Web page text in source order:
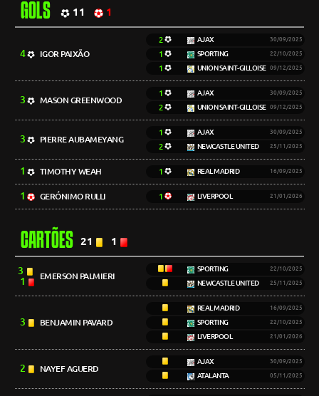
GOLS 11 1
4 IGOR PAIXÃO
2 AJAX 30/09/2025
1 SPORTING 22/10/2025
1 UNION SAINT-GILLOISE 09/12/2025
3 MASON GREENWOOD
1 AJAX 30/09/2025
2 UNION SAINT-GILLOISE 09/12/2025
3 PIERRE AUBAMEYANG
1 AJAX 30/09/2025
2 NEWCASTLE UNITED 25/11/2025
1 TIMOTHY WEAH 1 REAL MADRID 16/09/2025
1 GERÓNIMO RULLI 1 LIVERPOOL 21/01/2026
CARTÕES 21 1
3
1
EMERSON PALMIERI
SPORTING 22/10/2025
NEWCASTLE UNITED 25/11/2025
3 BENJAMIN PAVARD
REAL MADRID 16/09/2025
SPORTING 22/10/2025
LIVERPOOL 21/01/2026
2 NAYEF AGUERD
AJAX 30/09/2025
ATALANTA 05/11/2025